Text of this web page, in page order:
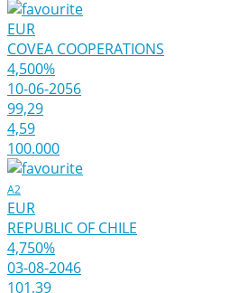
EUR
COVEA COOPERATIONS
4,500%
10-06-2056
99,29
4,59
100.000
A2
EUR
REPUBLIC OF CHILE
4,750%
03-08-2046
101,39